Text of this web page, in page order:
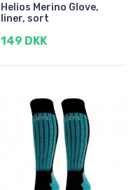
Helios Merino Glove,
liner, sort
149 DKK